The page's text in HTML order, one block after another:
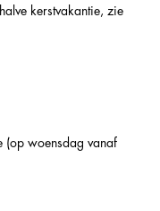
kerstvakantie, zie
(op woensdag vanaf